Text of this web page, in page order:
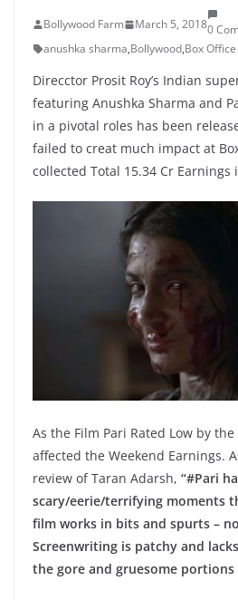
Bollywood Farm March 5, 20180
anushka sharma,Bollywood,Box
Direcctor Prosit Roy’s Indian
featuring Anushka Sharma and
in a pivotal roles has been
failed to creat much impact at
collected Total 15.34 Cr Earnings
As the Film Pari Rated Low by
affected the Weekend Earnings.
review of Taran Adarsh, “#Pari
scary/eerie/terrifying moments
film works in bits and spurts –
Screenwriting is patchy and
the gore and gruesome